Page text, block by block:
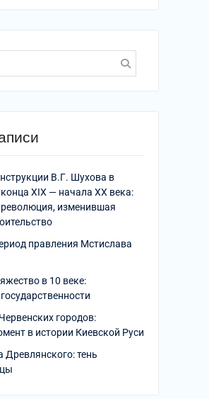
В.Г. Шухова в
XIX — начала XX века:
изменившая
правления Мстислава
в 10 веке:
городов:
в истории Киевской Руси
Древлянского: тень